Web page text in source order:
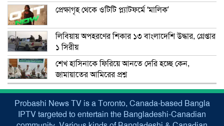
প্রেক্ষাগৃহ থেকে ওটিটি প্ল্যাটফর্মে ‘মালিক’
লিবিয়ায় অপহরণের শিকার ১৩ বাংলাদেশি উদ্ধার, গ্রেপ্তার
১ সিরীয়
শেখ হাসিনাকে ফিরিয়ে আনতে দেরি হচ্ছে কেন,
জামায়াতের আমিরের প্রশ্ন
Probashi News TV is a Toronto, Canada-based Bangla
IPTV targeted to entertain the Bangladeshi-Canadian